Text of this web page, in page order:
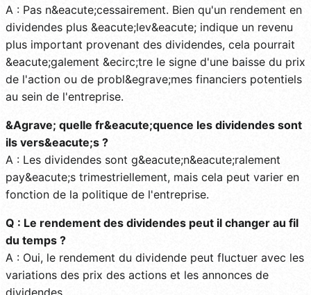
A : Pas n&eacute;cessairement. Bien qu'un rendement en
dividendes plus &eacute;lev&eacute; indique un revenu
plus important provenant des dividendes, cela pourrait
&eacute;galement &ecirc;tre le signe d'une baisse du prix
de l'action ou de probl&egrave;mes financiers potentiels
au sein de l'entreprise.
&Agrave; quelle fr&eacute;quence les dividendes sont
ils vers&eacute;s ?
A : Les dividendes sont g&eacute;n&eacute;ralement
pay&eacute;s trimestriellement, mais cela peut varier en
fonction de la politique de l'entreprise.
Q : Le rendement des dividendes peut il changer au fil
du temps ?
A : Oui, le rendement du dividende peut fluctuer avec les
variations des prix des actions et les annonces de
dividendes.